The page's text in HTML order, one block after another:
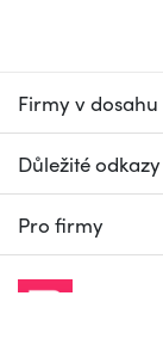
Firmy v dosahu
Důležité odkazy
Pro firmy